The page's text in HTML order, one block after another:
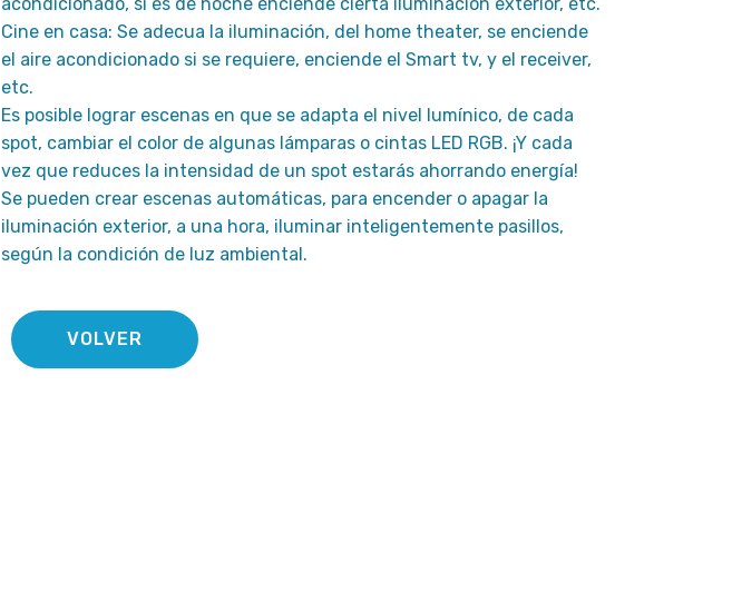
Cine en casa: Se adecua la iluminación, del home theater, se enciende
el aire acondicionado si se requiere, enciende el Smart tv, y el receiver,
etc.
Es posible lograr escenas en que se adapta el nivel lumínico, de cada
spot, cambiar el color de algunas lámparas o cintas LED RGB. ¡Y cada
vez que reduces la intensidad de un spot estarás ahorrando energía!
Se pueden crear escenas automáticas, para encender o apagar la
iluminación exterior, a una hora, iluminar inteligentemente pasillos,
según la condición de luz ambiental.
VOLVER